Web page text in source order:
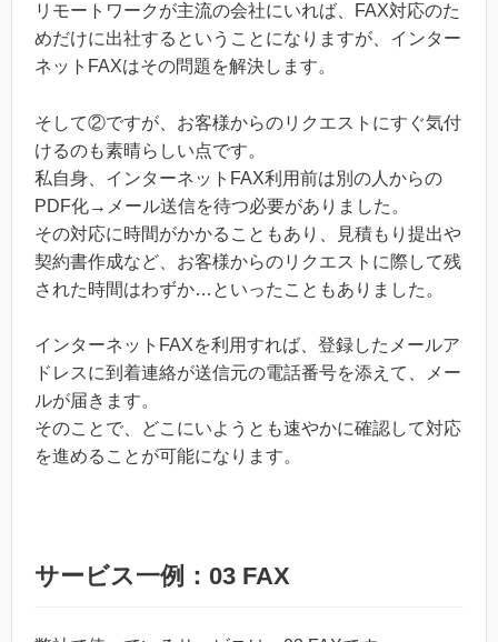
リモートワークが主流の会社にいれば、FAX対応のた
めだけに出社するということになりますが、インター
ネットFAXはその問題を解決します。
そして②ですが、お客様からのリクエストにすぐ気付
けるのも素晴らしい点です。
私自身、インターネットFAX利用前は別の人からの
PDF化→メール送信を待つ必要がありました。
その対応に時間がかかることもあり、見積もり提出や
契約書作成など、お客様からのリクエストに際して残
された時間はわずか…といったこともありました。
インターネットFAXを利用すれば、登録したメールア
ドレスに到着連絡が送信元の電話番号を添えて、メー
ルが届きます。
そのことで、どこにいようとも速やかに確認して対応
を進めることが可能になります。
サービス一例：03 FAX